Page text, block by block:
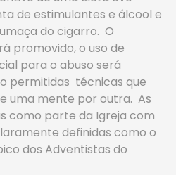
de estimulantes e álcool e
do cigarro. O
promovido, o uso de
para o abuso será
permitidas técnicas que
uma mente por outra. As
como parte da Igreja com
definidas como o
dos Adventistas do